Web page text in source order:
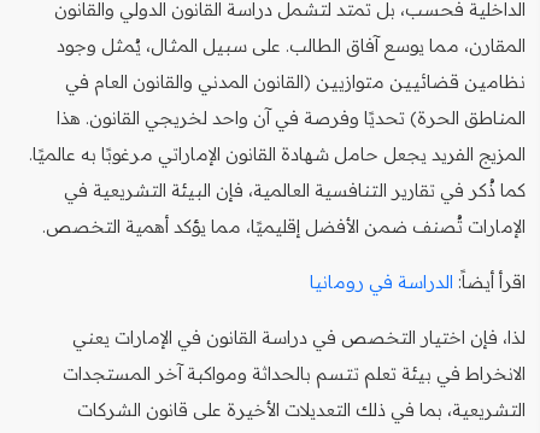
الداخلية فحسب، بل تمتد لتشمل دراسة القانون الدولي والقانون
المقارن، مما يوسع آفاق الطالب. على سبيل المثال، يُمثل وجود
نظامين قضائيين متوازيين (القانون المدني والقانون العام في
المناطق الحرة) تحديًا وفرصة في آن واحد لخريجي القانون. هذا
المزيج الفريد يجعل حامل شهادة القانون الإماراتي مرغوبًا به عالميًا.
كما ذُكر في تقارير التنافسية العالمية، فإن البيئة التشريعية في
الإمارات تُصنف ضمن الأفضل إقليميًا، مما يؤكد أهمية التخصص.
اقرأ أيضاً: الدراسة في رومانيا
لذا، فإن اختيار التخصص في دراسة القانون في الإمارات يعني
الانخراط في بيئة تعلم تتسم بالحداثة ومواكبة آخر المستجدات
التشريعية، بما في ذلك التعديلات الأخيرة على قانون الشركات